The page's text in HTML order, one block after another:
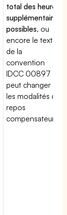
total des heures
supplémentaires
possibles, ou
encore le texte
de la
convention
IDCC 00897
peut changer
les modalités du
repos
compensateur.